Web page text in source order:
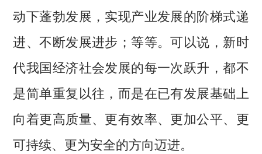
动下蓬勃发展，实现产业发展的阶梯式递
进、不断发展进步；等等。可以说，新时
代我国经济社会发展的每一次跃升，都不
是简单重复以往，而是在已有发展基础上
向着更高质量、更有效率、更加公平、更
可持续、更为安全的方向迈进。